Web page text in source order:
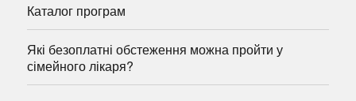
Каталог програм
Які безоплатні обстеження можна пройти у
сімейного лікаря?